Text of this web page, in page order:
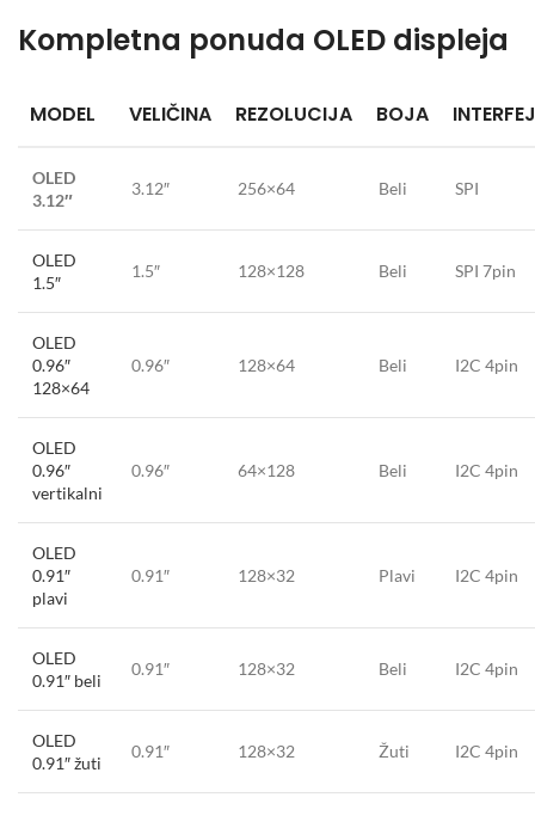
Kompletna ponuda OLED displeja
MODEL VELIČINA REZOLUCIJA BOJA
OLED
3.12″
3.12″ 256×64 Beli SPI
OLED
1.5″
1.5″ 128×128 Beli SPI 7pin
OLED
0.96″
128×64
0.96″ 128×64 Beli I2C 4pin
OLED
0.96″
vertikalni
0.96″ 64×128 Beli I2C 4pin
OLED
0.91″
plavi
0.91″ 128×32 Plavi I2C 4pin
OLED
0.91″ beli
0.91″ 128×32 Beli I2C 4pin
OLED
0.91″ žuti
0.91″ 128×32 Žuti I2C 4pin